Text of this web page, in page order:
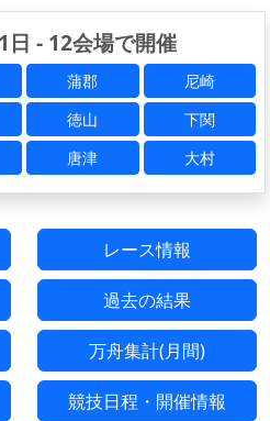
- 12会場で開催
蒲郡
尼崎
徳山
下関
唐津 大村
レース情報
過去の結果
万舟集計(月間)
競技日程・開催情報